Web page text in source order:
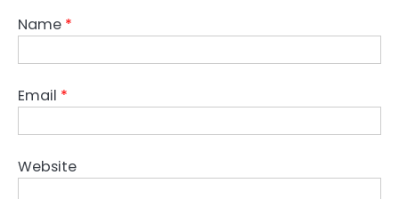
Name *
Email *
Website